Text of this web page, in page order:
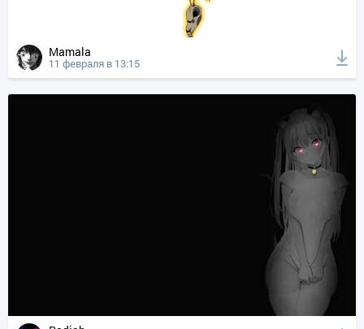
Mamala
11 февраля в 13:15